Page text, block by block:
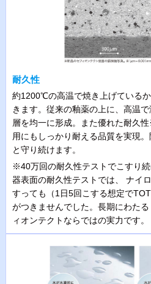
耐久性
約1200℃の高温で焼き上げている
きます。従来の釉薬の上に、高温
層を均一に形成。また優れた耐久
用にもしっかり耐える品質を実現
と守り続けます。
※40万回の耐久性テストでこすり
器表面の耐久性テストでは、 ナイ
すっても（1日5回こする想定で
がつきませんでした。長期にわた
ィオンテクトならではの実力です。